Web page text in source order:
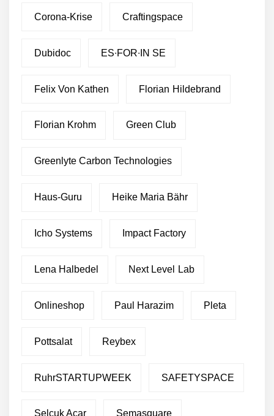
Corona-Krise Craftingspace
Dubidoc ES∙FOR∙IN SE
Felix Von Kathen Florian Hildebrand
Florian Krohm Green Club
Greenlyte Carbon Technologies
Haus-Guru Heike Maria Bähr
Icho Systems Impact Factory
Lena Halbedel Next Level Lab
Onlineshop Paul Harazim Pleta
Pottsalat Reybex
RuhrSTARTUPWEEK SAFETYSPACE
Selçuk Acar Semasquare
Club stellt sich neu auf